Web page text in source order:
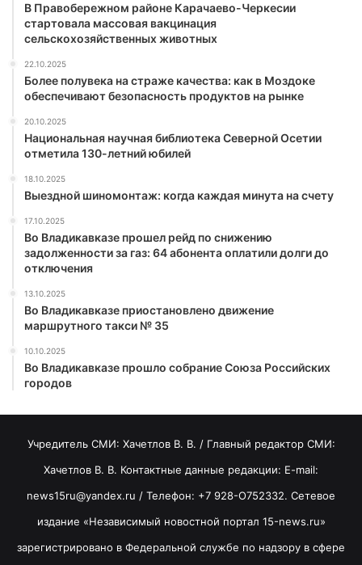
В Правобережном районе Карачаево-Черкесии
стартовала массовая вакцинация
сельскохозяйственных животных
22.10.2025
Более полувека на страже качества: как в Моздоке
обеспечивают безопасность продуктов на рынке
20.10.2025
Национальная научная библиотека Северной Осетии
отметила 130-летний юбилей
18.10.2025
Выездной шиномонтаж: когда каждая минута на счету
17.10.2025
Во Владикавказе прошел рейд по снижению
задолженности за газ: 64 абонента оплатили долги до
отключения
13.10.2025
Во Владикавказе приостановлено движение
маршрутного такси № 35
10.10.2025
Во Владикавказе прошло собрание Союза Российских
городов
Учредитель СМИ: Хaчeтлoв B. B. / Главный редактор СМИ:
Хaчeтлoв B. B. Контактные данные редакции: E-mail:
news15ru@yandex.ru / Телефон: +7 928-O752332. Сетевое
издание «Независимый новостной портал 15-news.ru»
зарегистрировано в Федеральной службе по надзору в сфере